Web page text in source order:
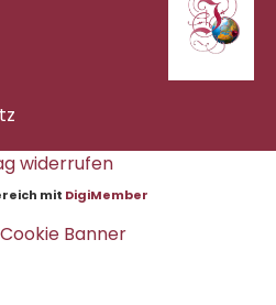
widerrufen
mit DigiMember
Banner